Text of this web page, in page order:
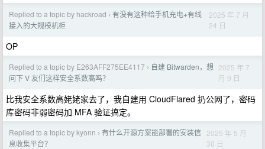
Replied to a topic by hackroad › 有没有这种给手机充电+有线
接入的大规模机柜
2025 年 7 月
24 日
OP
Replied to a topic by E263AFF275EE4117 › 自建 Bitwarden，想
问下 V 友们这样安全系数高吗？
2025 年 7
月 9 日
比我安全系数高姥姥家去了，我自建用 CloudFlared 扔公网了，密码
库密码非弱密码加 MFA 验证搞定。
Replied to a topic by kyonn › 有什么开源方案能部署的安装信
息收集平台？
2025 年 5 月
30 日